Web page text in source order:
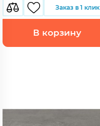
Заказ в 1 клик
В корзину